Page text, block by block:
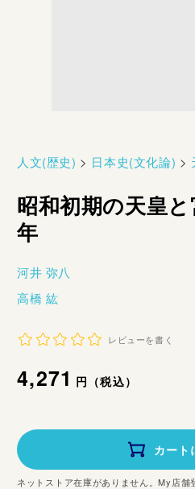
人文(歴史) > 日本史(文化論) >
昭和初期の天皇
年
河井 弥八
高橋 紘
レビューを書く
通
価
格
4,271円（税込）
カート
ネットストア在庫がありません。My店